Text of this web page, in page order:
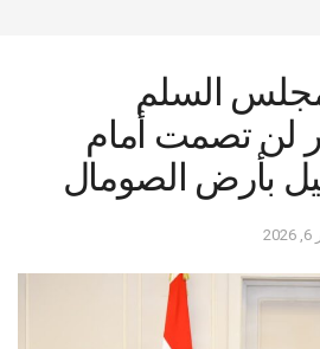
السلم
لن تصمت أمام
بأرض الصومال